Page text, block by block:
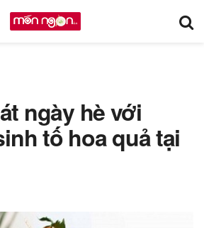
ngày hè với
tố hoa quả tại